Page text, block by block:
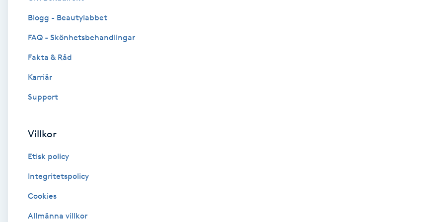
Brynformning
Brynplockning
Bröllopsuppsättning
Coachning
Color correction
Blogg - Beautylabbet
FAQ - Skönhetsbehandlingar
Fakta & Råd
Karriär
Support
Villkor
Etisk policy
Integritetspolicy
Cookies
Allmänna villkor